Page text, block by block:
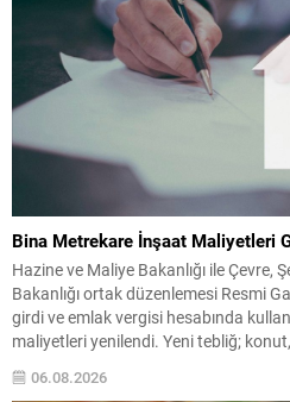
Bina Metrekare İnşaat Maliyetleri
Hazine ve Maliye Bakanlığı ile Çevre,
Bakanlığı ortak düzenlemesi Resmi
girdi ve emlak vergisi hesabında
maliyetleri yenilendi. Yeni tebliğ;
sağlık yapıları gibi çok sayıda bina
belirliyor. Bu düzenlemeyle, 2027...
06.08.2026